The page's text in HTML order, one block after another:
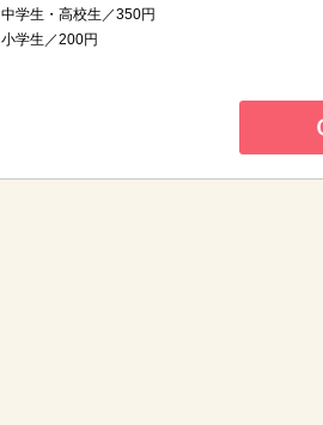
中学生・高校生／350円
小学生／200円